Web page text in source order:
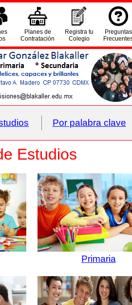
Planes de
Contratación
Registra tu
Colegio
Preguntas
Por palabra clave
Estudios
Primaria